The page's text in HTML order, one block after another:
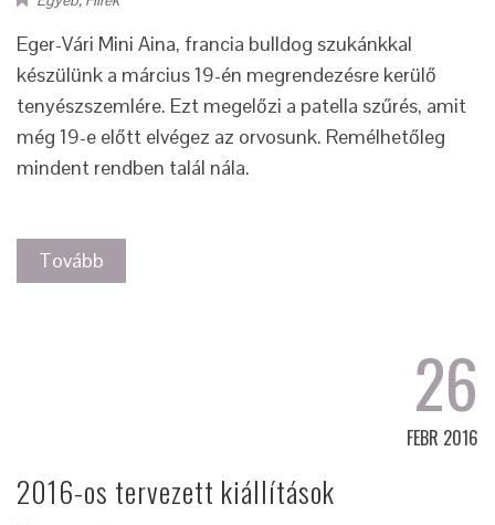
Eger-Vári Mini Aina, francia bulldog szukánkkal
készülünk a március 19-én megrendezésre kerülő
tenyészszemlére. Ezt megelőzi a patella szűrés, amit
még 19-e előtt elvégez az orvosunk. Remélhetőleg
mindent rendben talál nála.
Tovább
26
FEBR 2016
2016-os tervezett kiállítások